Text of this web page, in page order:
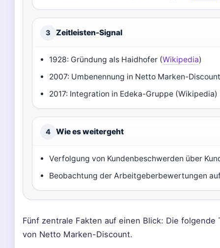
3 Zeitleisten-Signal
1928: Gründung als Haidhofer (Wikipedia)
2007: Umbenennung in Netto Marken-
2017: Integration in Edeka-Gruppe (Wikipedia)
4 Wie es weitergeht
Verfolgung von Kundenbeschwerden über
Beobachtung der Arbeitgeberbewertungen
Fünf zentrale Fakten auf einen Blick: Die
von Netto Marken-Discount.